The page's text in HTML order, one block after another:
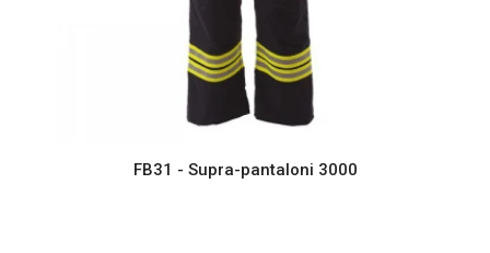
FB31 - Supra-pantaloni 3000